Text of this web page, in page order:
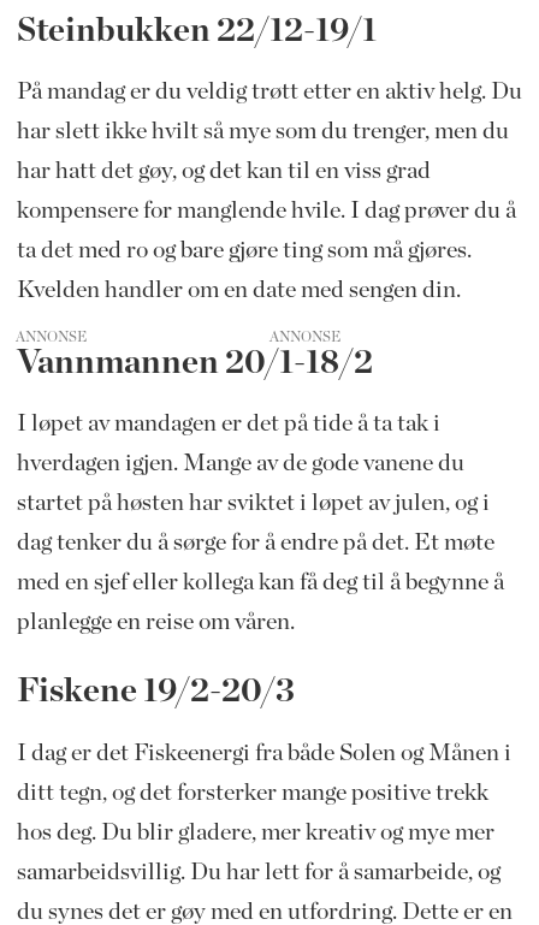
Steinbukken 22/12-19/1
På mandag er du veldig trøtt etter en aktiv helg. Du
har slett ikke hvilt så mye som du trenger, men du
har hatt det gøy, og det kan til en viss grad
kompensere for manglende hvile. I dag prøver du å
ta det med ro og bare gjøre ting som må gjøres.
Kvelden handler om en date med sengen din.
ANNONSE
Vannmannen 20/1-18/2
I løpet av mandagen er det på tide å ta tak i
hverdagen igjen. Mange av de gode vanene du
startet på høsten har sviktet i løpet av julen, og i
dag tenker du å sørge for å endre på det. Et møte
med en sjef eller kollega kan få deg til å begynne å
planlegge en reise om våren.
Fiskene 19/2-20/3
I dag er det Fiskeenergi fra både Solen og Månen i
ditt tegn, og det forsterker mange positive trekk
hos deg. Du blir gladere, mer kreativ og mye mer
samarbeidsvillig. Du har lett for å samarbeide, og
du synes det er gøy med en utfordring. Dette er en